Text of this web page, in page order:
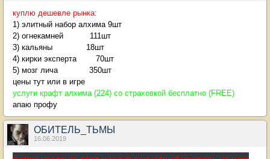
куплю дешевле рынка:
1) элитный набор алхима 9шт
2) огнекамней 111шт
3) кальяны 18шт
4) кирки эксперта 70шт
5) мозг лича 350шт
цены тут или в игре
услуги крафт алхима (224) со страховкой бесплатно (FREE)
апаю профу
ОБИТЕЛЬ_ТЬМЫ
16.06.2019